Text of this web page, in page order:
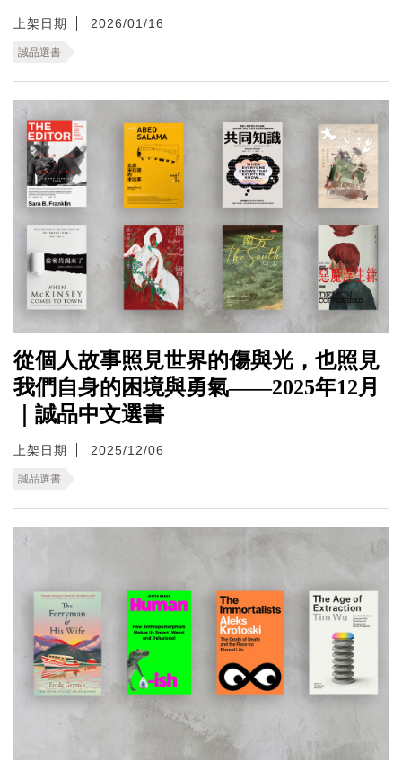
上架日期 2026/01/16
誠品選書
從個人故事照見世界的傷與光，也照見
我們自身的困境與勇氣——2025年12月
｜誠品中文選書
上架日期 2025/12/06
誠品選書